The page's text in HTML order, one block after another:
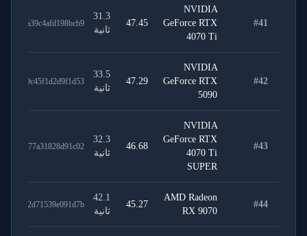
#41
NVIDIA
GeForce RTX
4070 Ti
47.45
31.3
ثانية
fd31da39c4afd198bcb9
#42
NVIDIA
GeForce RTX
5090
47.29
33.5
ثانية
a5bbc9c45f1d2d9f1d53
#43
NVIDIA
GeForce RTX
4070 Ti
SUPER
46.68
32.3
ثانية
9199b377a31828d91c02
#44
AMD Radeon
RX 9070
45.27
42.1
ثانية
245e9a2d71539e091d7b